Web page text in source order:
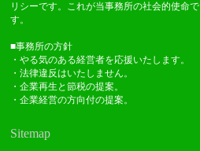
リシーです。これが当事務所の社会的使命で
す。
■事務所の方針
・やる気のある経営者を応援いたします。
・法律違反はいたしません。
・企業再生と節税の提案。
・企業経営の方向付の提案。
Sitemap